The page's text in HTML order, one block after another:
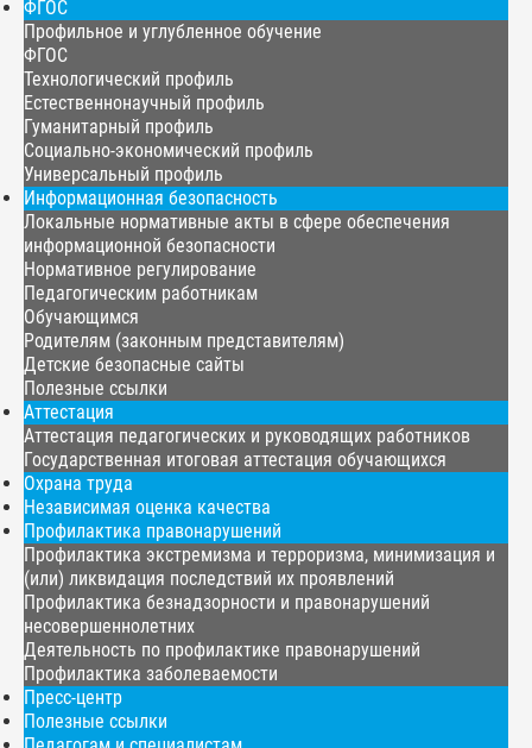
ФГОС
Профильное и углубленное обучение
ФГОС
Технологический профиль
Естественнонаучный профиль
Гуманитарный профиль
Социально-экономический профиль
Универсальный профиль
Информационная безопасность
Локальные нормативные акты в сфере обеспечения
информационной безопасности
Нормативное регулирование
Педагогическим работникам
Обучающимся
Родителям (законным представителям)
Детские безопасные сайты
Полезные ссылки
Аттестация
Аттестация педагогических и руководящих работников
Государственная итоговая аттестация обучающихся
Охрана труда
Независимая оценка качества
Профилактика правонарушений
Профилактика экстремизма и терроризма, минимизация и
(или) ликвидация последствий их проявлений
Профилактика безнадзорности и правонарушений
несовершеннолетних
Деятельность по профилактике правонарушений
Профилактика заболеваемости
Пресс-центр
Полезные ссылки